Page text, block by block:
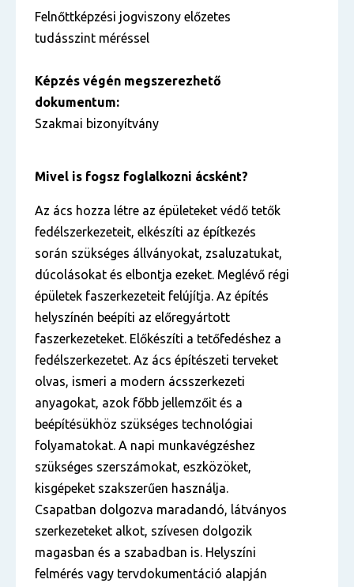
Felnőttképzési jogviszony előzetes
tudásszint méréssel
Képzés végén megszerezhető
dokumentum:
Szakmai bizonyítvány
Mivel is fogsz foglalkozni ácsként?
Az ács hozza létre az épületeket védő tetők
fedélszerkezeteit, elkészíti az építkezés
során szükséges állványokat, zsaluzatukat,
dúcolásokat és elbontja ezeket. Meglévő régi
épületek faszerkezeteit felújítja. Az építés
helyszínén beépíti az előregyártott
faszerkezeteket. Előkészíti a tetőfedéshez a
fedélszerkezetet. Az ács építészeti terveket
olvas, ismeri a modern ácsszerkezeti
anyagokat, azok főbb jellemzőit és a
beépítésükhöz szükséges technológiai
folyamatokat. A napi munkavégzéshez
szükséges szerszámokat, eszközöket,
kisgépeket szakszerűen használja.
Csapatban dolgozva maradandó, látványos
szerkezeteket alkot, szívesen dolgozik
magasban és a szabadban is. Helyszíni
felmérés vagy tervdokumentáció alapján